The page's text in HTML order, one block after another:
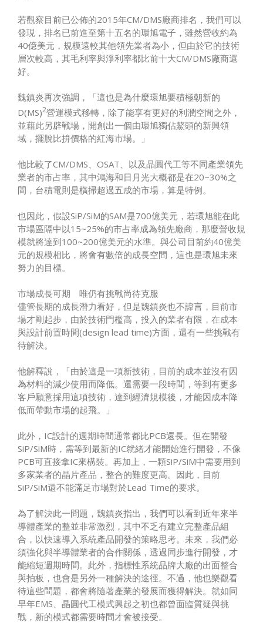
若觀察目前已公佈的2015年CM/DMS廠商排名，我們可以
發現，排名已前進至第十五名的環旭電子，雖然營收約為
40億美元，規模遠較其他領先業者為小，但由於它的技術
層次較高，其毛利率與淨利率都比前十大CM/DMS廠商還
好。
魏鎮炎再次強調，「這也是為什麼環旭要積極朝新的
D(MS)2營運模式移轉，除了能享有更好的利潤空間之外，
並藉此另辟戰場，開創出一個由環旭獨佔鰲頭的新興領
域，擺脫比拚價格的紅海市場。」
他比較了CM/DMS、OSAT、以及晶圓代工等不同產業領先
業者的市占率，其中鴻海和日月光大概都是在20~30%之
間，台積電則是橫掃超過五成的市場，算是特例。
也因此，假設SiP/SiM的SAM是700億美元，若環旭能在此
市場區隔中以15~25%的市占率成為領先廠商，那麼營收規
模就將達到100~200億美元的水準。與公司目前約40億美
元的規模相比，將會有數倍的成長空間，這也是環旭未來
努力的目標。
市場成長可期 唯仍有挑戰尚待克服
儘管長期的成長潛力看好，但是魏鎮炎也不諱言，目前市
場才剛起步，由於技術門檻高，投入的業者有限，在成本
與設計前置時間(design lead time)方面，還有一些挑戰有
待解決。
他解釋說，「由於這是一項新技術，目前的成本並沒有因
為材料的減少使用而降低。還需要一段時間，等到有更多
客戶願意採用這項技術，達到經濟規模後，才能因成本降
低而帶動市場的起飛。」
此外，IC設計的週期時間通常都比PCB還長。但在開發
SiP/SiM時，需等到最新的IC就緒才能開始進行開發，不像
PCB可直接拿IC來構裝。再加上，一顆SiP/SiM中需要用到
多家業者的晶片產品，整合的難度更高。因此，目前
SiP/SiM還不能滿足市場對於Lead Time的要求。
為了解決此一問題，魏鎮炎指出，我們可以看到近年來半
導體產業的整並非常激烈，其中不乏有建立完整產品組
合，以快速導入系統產品開發的策略思考。未來，我們必
須強化與半導體業者的合作關係，透過同步進行開發，才
能縮短週期時間。此外，指標性系統品牌大廠的出面整合
與拍板，也會是另外一種解決的途徑。不過，他也樂觀看
待這些問題，都會將隨著產業的發展而獲得解決。就如同
早年EMS、晶圓代工模式興起之初也都曾面臨質疑與挑
戰，新的模式都需要時間才會被接受。